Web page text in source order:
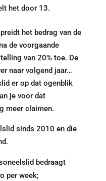
het door 13.
het bedrag van de
de voorgaande
van 20% toe. De
naar volgend jaar…
er op dat ogenblik
je voor dat
meer claimen.
sinds 2010 en die
bedraagt
per week;